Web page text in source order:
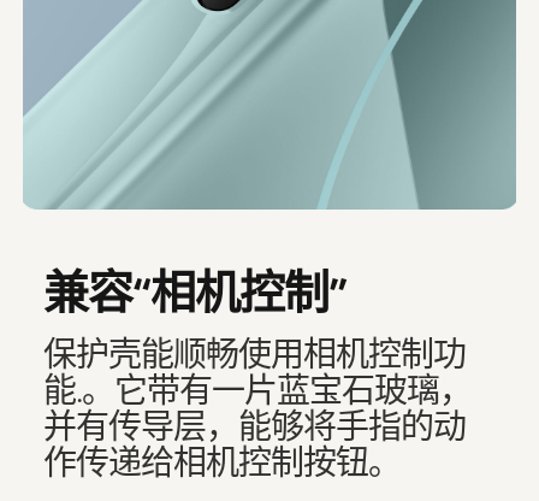
兼容“相机控制”
保护壳能顺畅使用相机控制功
能.。它带有一片蓝宝石玻璃，
并有传导层，能够将手指的动
作传递给相机控制按钮。